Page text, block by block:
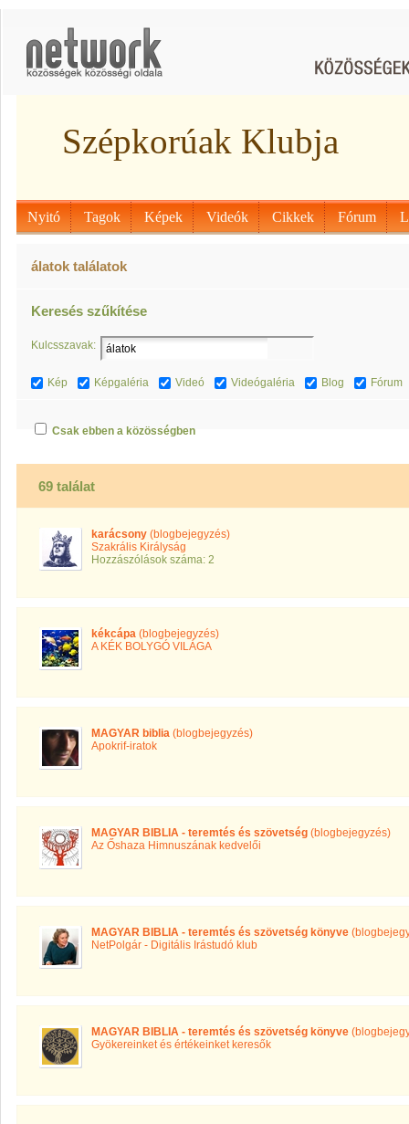
Szépkorúak Klubja
Nyitó Tagok Képek Videók Cikkek Fórum
álatok találatok
Keresés szűkítése
Kulcsszavak:
Kép Képgaléria Videó Videógaléria Blog Fórum
Csak ebben a közösségben
69 találat
karácsony (blogbejegyzés)
Szakrális Királyság
Hozzászólások száma: 2
kékcápa (blogbejegyzés)
A KÉK BOLYGÓ VILÁGA
MAGYAR biblia (blogbejegyzés)
Apokrif-iratok
MAGYAR BIBLIA - teremtés és szövetség (blogbejegyzés)
Az Őshaza Himnuszának kedvelői
MAGYAR BIBLIA - teremtés és szövetség könyve
NetPolgár - Digitális Irástudó klub
MAGYAR BIBLIA - teremtés és szövetség könyve
Gyökereinket és értékeinket keresők